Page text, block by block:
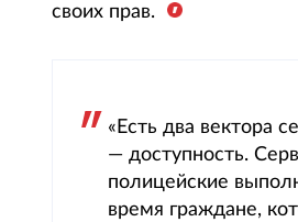
своих прав.
«Есть два вектора
— доступность.
полицейские
время граждане,